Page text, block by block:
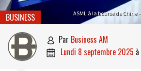
ASML à la bourse de Chine
BUSINESS
 par Business AM
 lundi 8 septembre 2025 à